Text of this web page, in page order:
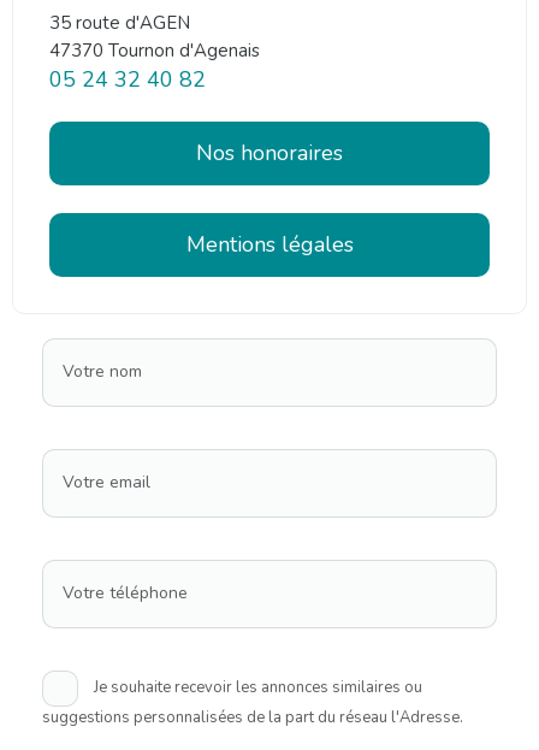
35 route d'AGEN
47370 Tournon d'Agenais
05 24 32 40 82
Nos honoraires
Mentions légales
Votre nom
Votre email
Votre téléphone
Je souhaite recevoir les annonces similaires ou
suggestions personnalisées de la part du réseau l'Adresse.